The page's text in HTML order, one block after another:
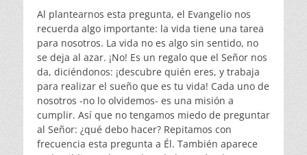
Al plantearnos esta pregunta, el Evangelio nos
recuerda algo importante: la vida tiene una tarea
para nosotros. La vida no es algo sin sentido, no
se deja al azar. ¡No! Es un regalo que el Señor nos
da, diciéndonos: ¡descubre quién eres, y trabaja
para realizar el sueño que es tu vida! Cada uno de
nosotros -no lo olvidemos- es una misión a
cumplir. Así que no tengamos miedo de preguntar
al Señor: ¿qué debo hacer? Repitamos con
frecuencia esta pregunta a Él. También aparece